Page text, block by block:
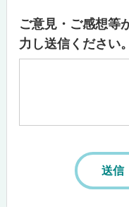
ご意見・ご感想等
力し送信ください。